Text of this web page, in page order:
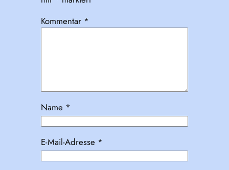
Kommentar *
Name *
E-Mail-Adresse *